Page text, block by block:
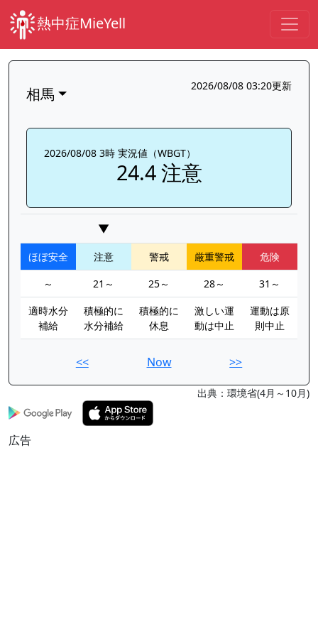
熱中症MieYell
相馬 2026/08/08 03:20更新
2026/08/08 3時 実況値（WBGT）
24.4 注意
▼
ほぼ安全 注意 警戒 厳重警戒
危険
～
21～ 25～ 28～
31～
適時水分
補給
積極的に
水分補給
積極的に
休息
激しい運
動は中止
運動は原
則中止
<< Now >>
出典：環境省(4月～10月)
広告